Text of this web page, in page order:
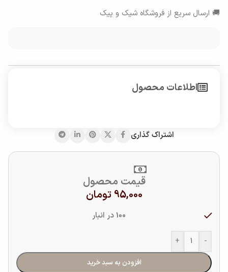
🚚 ارسال سریع از فروشگاه شیک و پیک
اطلاعات محصول
اشتراک گذاری
قیمت محصول
95,000 تومان
100 در انبار
-
+
افزودن به سبد خرید